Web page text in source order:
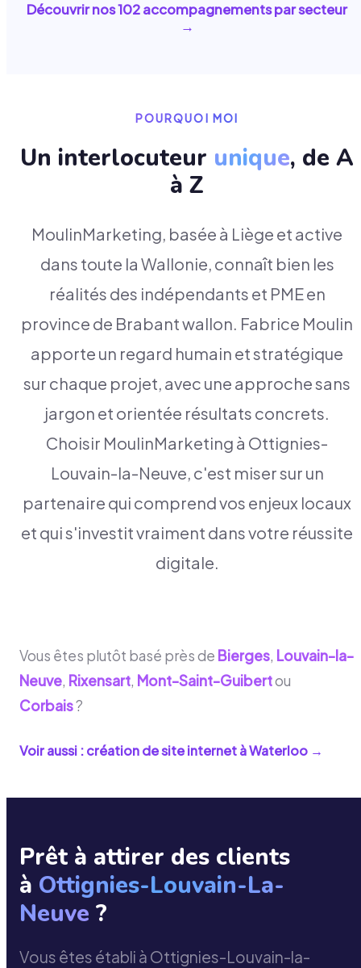
Découvrir nos102accompagnements par secteur
→
POURQUOI MOI
Un interlocuteur unique, de A
à Z
MoulinMarketing, basée à Liège et active
dans toute la Wallonie, connaît bien les
réalités des indépendants et PME en
province de Brabant wallon. Fabrice Moulin
apporte un regard humain et stratégique
sur chaque projet, avec une approche sans
jargon et orientée résultats concrets.
Choisir MoulinMarketing à Ottignies-
Louvain-la-Neuve, c'est miser sur un
partenaire qui comprend vos enjeux locaux
et qui s'investit vraiment dans votre réussite
digitale.
Vous êtes plutôt basé près de Bierges, Louvain-la-
Neuve, Rixensart, Mont-Saint-Guibertou
Corbais?
Voir aussi : création de site internet àWaterloo →
Prêt à attirer des clients
à Ottignies-Louvain-La-
Neuve ?
Vous êtes établi à Ottignies-Louvain-la-